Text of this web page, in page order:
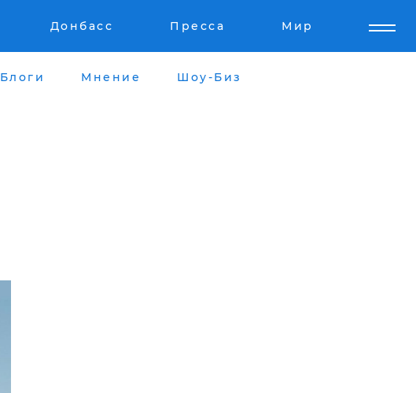
Донбасс Пресса Мир
Блоги Мнение Шоу-Биз